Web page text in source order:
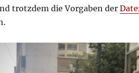
trotzdem die Vorgaben der